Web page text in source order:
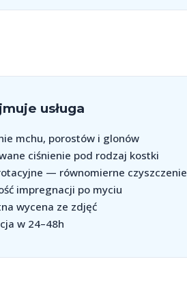
usługa
mchu, porostów i glonów
ciśnienie pod rodzaj kostki
— równomierne czyszczenie
impregnacji po myciu
wycena ze zdjęć
w 24–48h